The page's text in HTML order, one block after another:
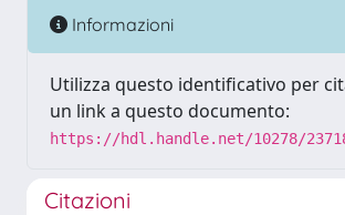
Informazioni
Utilizza questo identificativo per
un link a questo documento:
https://hdl.handle.net/10278/
Citazioni